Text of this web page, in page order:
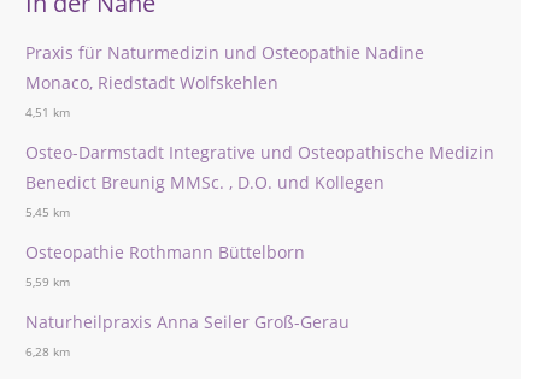
Praxis für Naturmedizin und Osteopathie Nadine
Monaco, Riedstadt Wolfskehlen
4,51 km
Osteo-Darmstadt Integrative und Osteopathische Medizin
Benedict Breunig MMSc. , D.O. und Kollegen
5,45 km
Osteopathie Rothmann Büttelborn
5,59 km
Naturheilpraxis Anna Seiler Groß-Gerau
6,28 km